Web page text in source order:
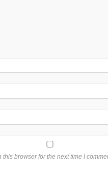
browser for the next time I